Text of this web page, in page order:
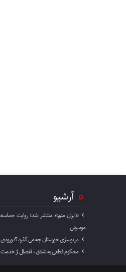
آرشیو
«ایران منم» منتشر شد؛ روایت
موسیقی
در نوسازی خوزستان چه می گذرد ؟/ ورودی
محکوم قطعی به شلاق ، انفصال از خدمت و